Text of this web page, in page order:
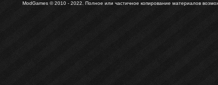
ModGames © 2010 - 2022. Полное или частичное копирование материалов